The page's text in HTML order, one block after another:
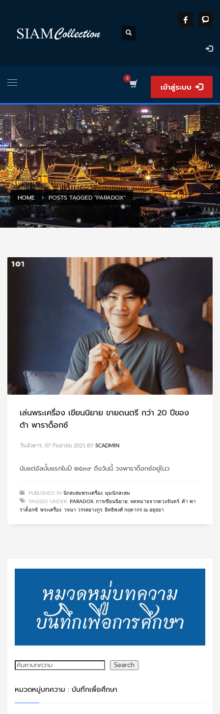
เข้าสู่ระบบ
HOME POSTS TAGGED "PARADOX"
เล่นพระเครื่อง เขียนนิยาย ขายดนตรี กว่า 20 ปีของ
ต้า พาราด็อกซ์
วันอังคาร, 07 กันยายน 2021 BY SCADMIN
นับแต่อัลบั้มแรกในปี ๒๕๓๙ ถึงวันนี้ วงพาราด็อกซ์อยู่ในว
PUBLISHED IN นักสะสมพระเครื่อง มุมนักสะสม
TAGGED UNDER: PARADOX การเขียนนิยาย จดหมายจากดวงจันทร์ ต้า พา
ราด็อกซ์ พระเครื่อง วจนา วรรลยางกูร อิทธิพงศ์ กฤดากร ณ อยุธยา
ค้นหา Search
หมวดหมู่บทความ : บันทึกเพื่อศึกษา